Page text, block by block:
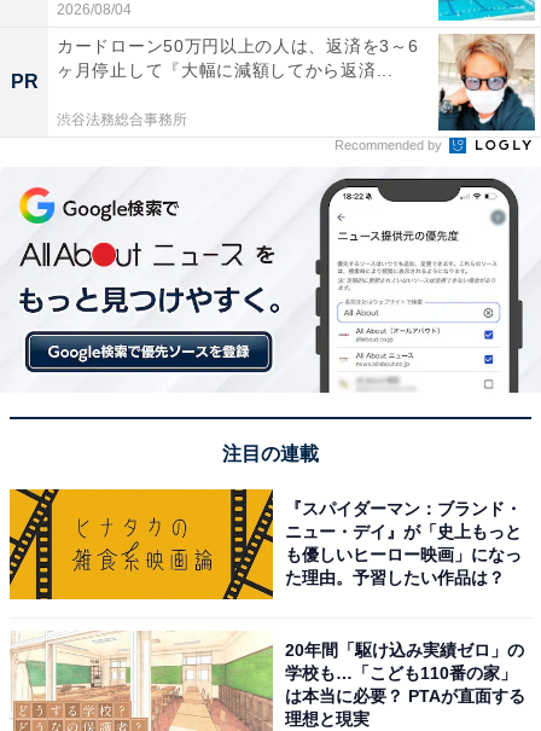
2026/08/04
PR
カードローン50万円以上の人は、返済を3～6
ヶ月停止して『大幅に減額してから返済...
渋谷法務総合事務所
Recommended by
注目の連載
『スパイダーマン：ブランド・
ニュー・デイ』が「史上もっと
も優しいヒーロー映画」になっ
た理由。予習したい作品は？
20年間「駆け込み実績ゼロ」の
学校も…「こども110番の家」
は本当に必要？ PTAが直面する
理想と現実